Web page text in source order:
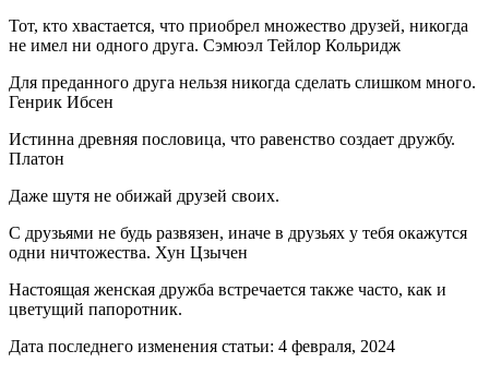
Тот, кто хвастается, что приобрел множество друзей, никогда
не имел ни одного друга. Сэмюэл Тейлор Кольридж
Для преданного друга нельзя никогда сделать слишком много.
Генрик Ибсен
Истинна древняя пословица, что равенство создает дружбу.
Платон
Даже шутя не обижай друзей своих.
С друзьями не будь развязен, иначе в друзьях у тебя окажутся
одни ничтожества. Хун Цзычен
Настоящая женская дружба встречается также часто, как и
цветущий папоротник.
Дата последнего изменения статьи: 4 февраля, 2024